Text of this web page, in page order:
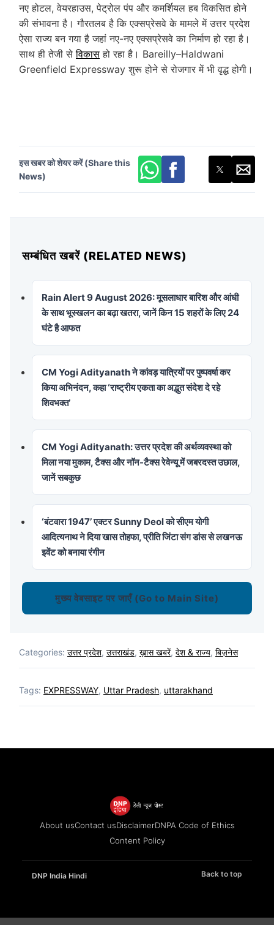
नए होटल, वेयरहाउस, पेट्रोल पंप और कमर्शियल हब विकसित होने
की संभावना है। गौरतलब है कि एक्सप्रेसवे के मामले में उत्तर प्रदेश
ऐसा राज्य बन गया है जहां नए-नए एक्सप्रेसवे का निर्माण हो रहा है।
साथ ही तेजी सेविकास हो रहा है। Bareilly–Haldwani
Greenfield Expressway शुरू होने से रोजगार में भी वृद्ध होगी।
इस खबर को शेयर करें (Share this
News)
सम्बंधित खबरें (RELATED NEWS)
Rain Alert 9 August 2026: मूसलाधार बारिश और आंधी
के साथ भूस्खलन का बढ़ा खतरा, जानें किन 15 शहरों के लिए 24
घंटे है आफत
CM Yogi Adityanath ने कांवड़ यात्रियों पर पुष्पवर्षा कर
किया अभिनंदन, कहा ‘राष्ट्रीय एकता का अद्भुत संदेश दे रहे
शिवभक्त’
CM Yogi Adityanath: उत्तर प्रदेश की अर्थव्यवस्था को
मिला नया मुकाम, टैक्स और नॉन-टैक्स रेवेन्यू में जबरदस्त उछाल,
जानें सबकुछ
‘बंटवारा 1947’ एक्टर Sunny Deol को सीएम योगी
आदित्यनाथ ने दिया खास तोहफा, प्रीति जिंटा संग डांस से लखनऊ
इवेंट को बनाया रंगीन
मुख्य वेबसाइट पर जाएँ (Go to Main Site)
Categories: उत्तर प्रदेश, उत्तराखंड, ख़ास खबरें, देश & राज्य, बिज़नेस
Tags: EXPRESSWAY, Uttar Pradesh, uttarakhand
About usContact usDisclaimerDNPA Code of Ethics
Content Policy
DNP India Hindi Back to top